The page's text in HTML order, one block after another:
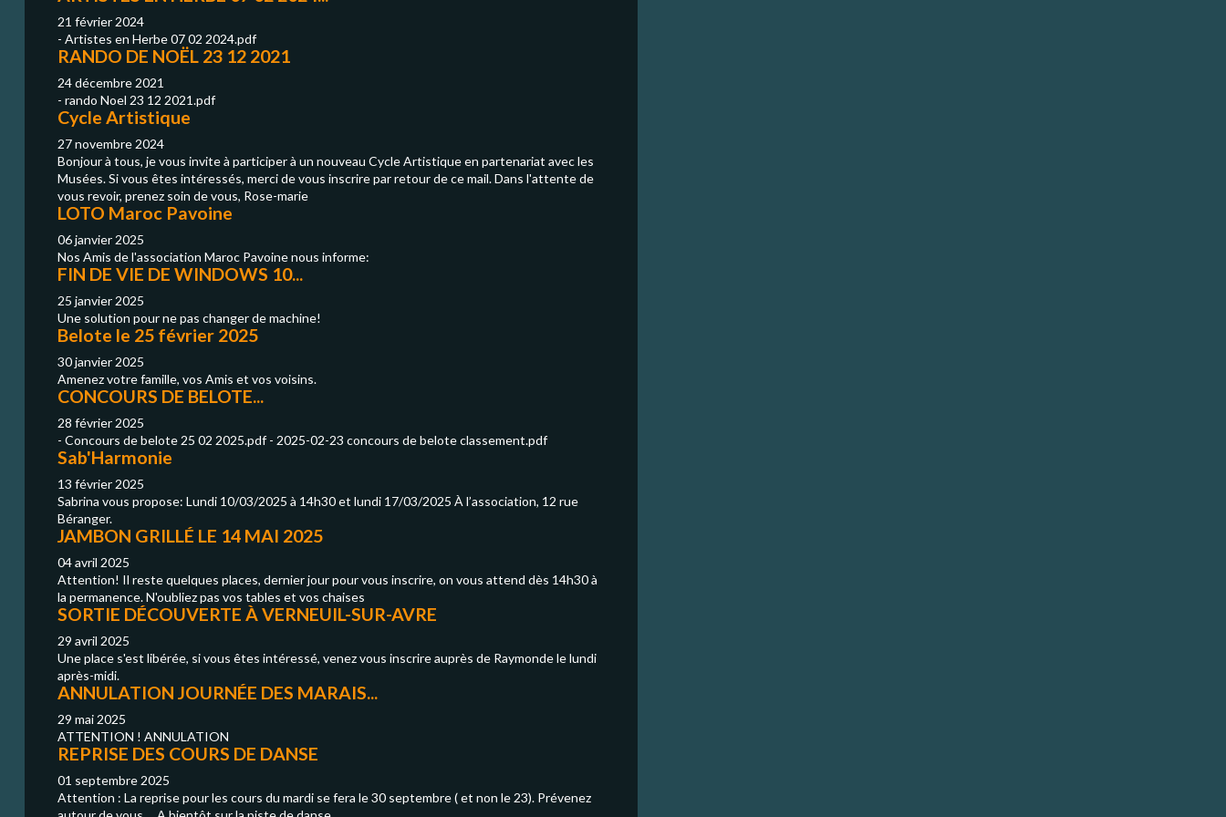
21 février 2024
- Artistes en Herbe 07 02 2024.pdf
RANDO DE NOËL 23 12 2021
24 décembre 2021
- rando Noel 23 12 2021.pdf
Cycle Artistique
27 novembre 2024
Bonjour à tous, je vous invite à participer à un nouveau Cycle Artistique en partenariat avec les
Musées. Si vous êtes intéressés, merci de vous inscrire par retour de ce mail. Dans l'attente de
vous revoir, prenez soin de vous, Rose-marie
LOTO Maroc Pavoine
06 janvier 2025
Nos Amis de l'association Maroc Pavoine nous informe:
FIN DE VIE DE WINDOWS 10...
25 janvier 2025
Une solution pour ne pas changer de machine!
Belote le 25 février 2025
30 janvier 2025
Amenez votre famille, vos Amis et vos voisins.
CONCOURS DE BELOTE...
28 février 2025
- Concours de belote 25 02 2025.pdf - 2025-02-23 concours de belote classement.pdf
Sab'Harmonie
13 février 2025
Sabrina vous propose: Lundi 10/03/2025 à 14h30 et lundi 17/03/2025 À l’association, 12 rue
Béranger.
JAMBON GRILLÉ LE 14 MAI 2025
04 avril 2025
Attention! Il reste quelques places, dernier jour pour vous inscrire, on vous attend dès 14h30 à
la permanence. N'oubliez pas vos tables et vos chaises
SORTIE DÉCOUVERTE À VERNEUIL-SUR-AVRE
29 avril 2025
Une place s'est libérée, si vous êtes intéressé, venez vous inscrire auprès de Raymonde le lundi
après-midi.
ANNULATION JOURNÉE DES MARAIS...
29 mai 2025
ATTENTION ! ANNULATION
REPRISE DES COURS DE DANSE
01 septembre 2025
Attention : La reprise pour les cours du mardi se fera le 30 septembre ( et non le 23). Prévenez